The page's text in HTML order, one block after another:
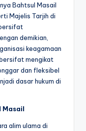
Bahtsul Masail
Majelis Tarjih di
demikian,
keagamaan
mengikat
dan fleksibel
dasar hukum di
Masail
alim ulama di